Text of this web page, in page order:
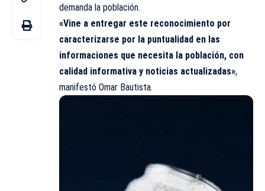
demanda la población.
«Vine a entregar este reconocimiento por
caracterizarse por la puntualidad en las
informaciones que necesita la población, con
calidad informativa y noticias actualizadas»,
manifestó Omar Bautista.